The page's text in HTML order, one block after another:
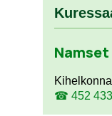
☎ 452